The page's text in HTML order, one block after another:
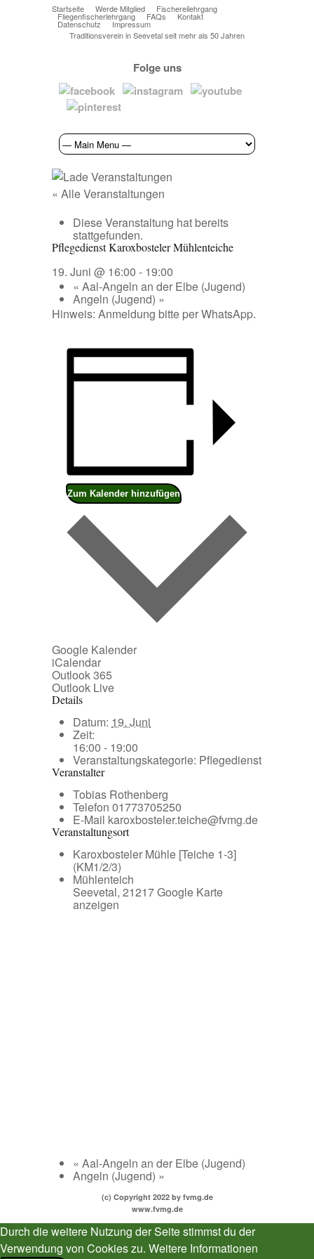
Startseite Werde Mitglied Fischereilehrgang
Fliegenfischerlehrgang FAQs Kontakt
Datenschutz
Impressum
Traditionsverein in Seevetal seit mehr als 50 Jahren
Folge uns
« Alle Veranstaltungen
Diese Veranstaltung hat bereits
stattgefunden.
Pflegedienst Karoxbosteler Mühlenteiche
19. Juni @ 16:00 - 19:00
« Aal-Angeln an der Elbe (Jugend)
Angeln (Jugend) »
Hinweis: Anmeldung bitte per WhatsApp.
Zum Kalender hinzufügen
Google Kalender
iCalendar
Outlook 365
Outlook Live
Details
Datum: 19. Juni
Zeit:
16:00 - 19:00
Veranstaltungskategorie: Pflegedienst
Veranstalter
Tobias Rothenberg
Telefon 01773705250
E-Mail karoxbosteler.teiche@fvmg.de
Veranstaltungsort
Karoxbosteler Mühle [Teiche 1-3]
(KM1/2/3)
Mühlenteich
Seevetal, 21217Google Karte
anzeigen
« Aal-Angeln an der Elbe (Jugend)
Angeln (Jugend) »
(c) Copyright 2022 by fvmg.de
www.fvmg.de
Durch die weitere Nutzung der Seite stimmst du der
Verwendung von Cookies zu. Weitere Informationen